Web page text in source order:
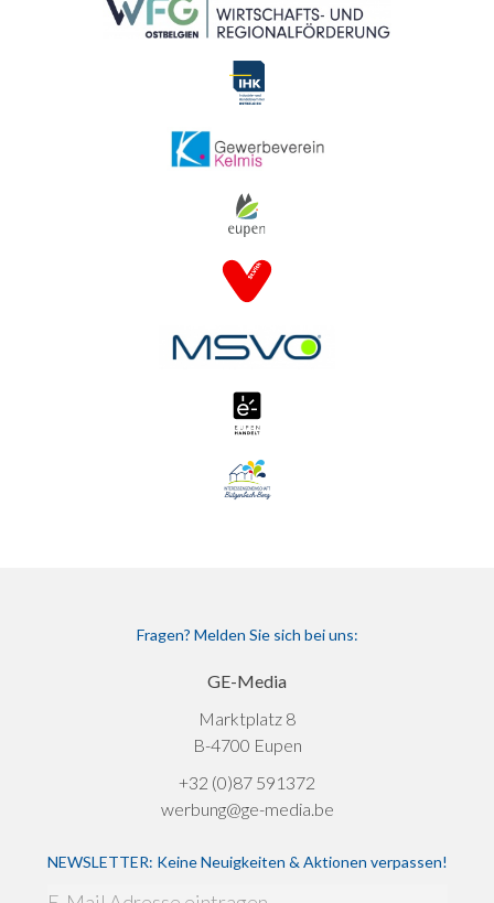
Fragen? Melden Sie sich bei uns:
GE-Media
Marktplatz 8
B-4700 Eupen
+32 (0)87 591372
werbung@ge-media.be
NEWSLETTER: Keine Neuigkeiten & Aktionen verpassen!